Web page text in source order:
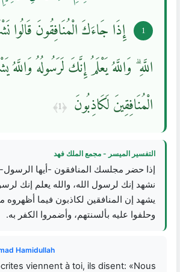
1 إِذَا جَاءَكَ الْمُنَافِقُونَ قَالُوا
اللَّهِ ۗ وَاللَّهُ يَعْلَمُ إِنَّكَ لَرَسُولُهُ وَاللَّهُ
الْمُنَافِقِينَ لَكَاذِبُونَ ﴿1﴾
التفسير الميسر - مجمع الملك فهد
إذا حضر مجلسك المنافقون -أيها الرسول-
نشهد إنك لرسول الله، والله يعلم إنك
يشهد إن المنافقين لكاذبون فيما
وحلفوا عليه بألسنتهم، وأضمروا الكفر به.
Hamidullah
viennent à toi, ils disent: «Nous